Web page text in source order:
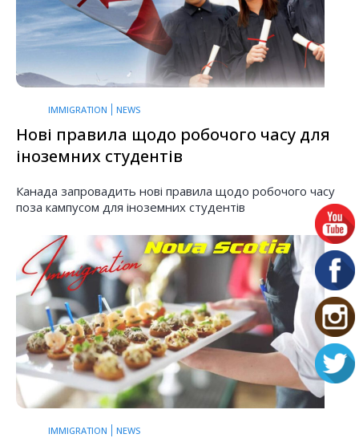
IMMIGRATION NEWS
Нові правила щодо робочого часу для
іноземних студентів
Канада запровадить нові правила щодо робочого часу
поза кампусом для іноземних студентів
IMMIGRATION NEWS